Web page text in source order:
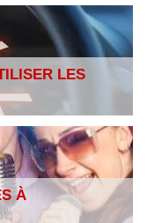
LES
À